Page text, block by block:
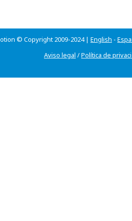
© Copyright 2009-2024 | English -
Aviso legal /Política de